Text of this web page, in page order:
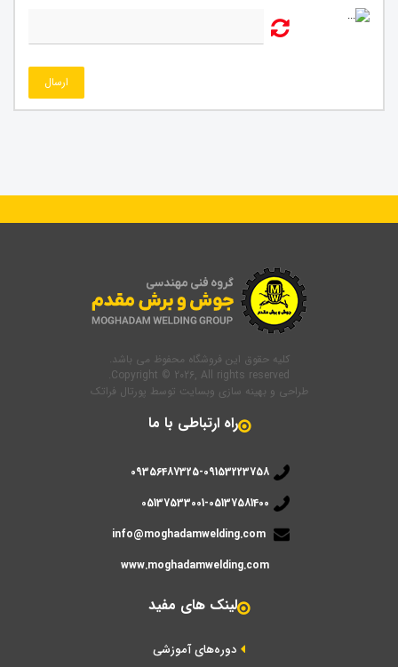
ارسال
کلیه حقوق این فروشگاه محفوظ می باشد.
Copyright © 2026, All rights reserved.
طراحی و بهینه سازی وبسایت توسط پورتال فراتک
راه ارتباطی با ما
09356487325-09153223758
05137533001-05137581400
info@moghadamwelding.com
www.moghadamwelding.com
لینک های مفید
دوره‌های آموزشی